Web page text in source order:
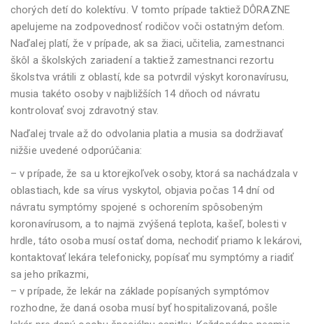
chorých detí do kolektívu. V tomto prípade taktiež DÔRAZNE
apelujeme na zodpovednosť rodičov voči ostatným deťom.
Naďalej platí, že v prípade, ak sa žiaci, učitelia, zamestnanci
škôl a školských zariadení a taktiež zamestnanci rezortu
školstva vrátili z oblastí, kde sa potvrdil výskyt koronavírusu,
musia takéto osoby v najbližších 14 dňoch od návratu
kontrolovať svoj zdravotný stav.
Naďalej trvale až do odvolania platia a musia sa dodržiavať
nižšie uvedené odporúčania:
– v prípade, že sa u ktorejkoľvek osoby, ktorá sa nachádzala v
oblastiach, kde sa vírus vyskytol, objavia počas 14 dní od
návratu symptómy spojené s ochorením spôsobeným
koronavírusom, a to najmä zvýšená teplota, kašeľ, bolesti v
hrdle, táto osoba musí ostať doma, nechodiť priamo k lekárovi,
kontaktovať lekára telefonicky, popísať mu symptómy a riadiť
sa jeho príkazmi,
– v prípade, že lekár na základe popísaných symptómov
rozhodne, že daná osoba musí byť hospitalizovaná, pošle